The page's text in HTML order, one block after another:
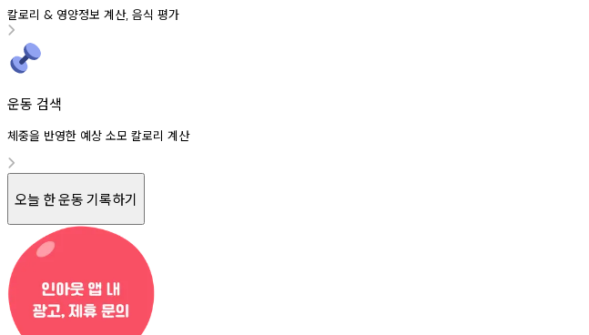
칼로리 & 영양정보 계산, 음식 평가
운동 검색
체중을 반영한 예상 소모 칼로리 계산
오늘 한 운동 기록하기